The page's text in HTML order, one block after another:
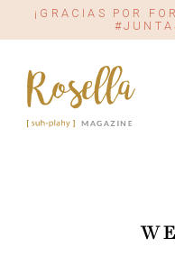
¡GRACIAS POR